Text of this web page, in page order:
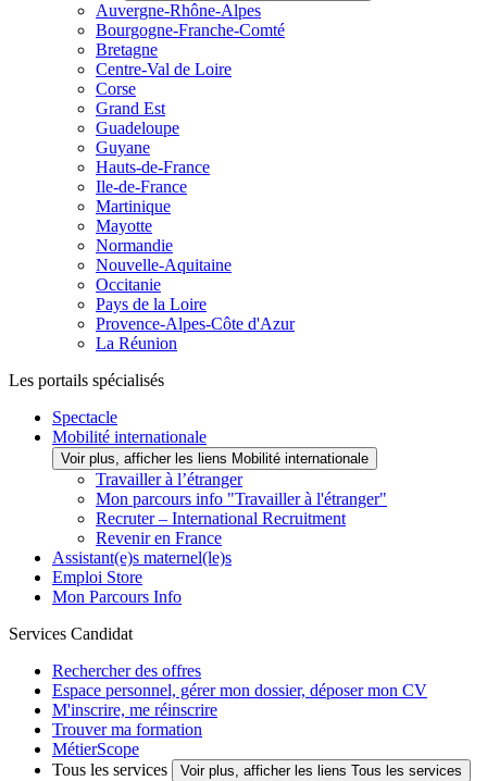
Auvergne-Rhône-Alpes
Bourgogne-Franche-Comté
Bretagne
Centre-Val de Loire
Corse
Grand Est
Guadeloupe
Guyane
Hauts-de-France
Ile-de-France
Martinique
Mayotte
Normandie
Nouvelle-Aquitaine
Occitanie
Pays de la Loire
Provence-Alpes-Côte d'Azur
La Réunion
Les portails spécialisés
Spectacle
Mobilité internationale
Voir plus, afficher les liens Mobilité internationale
Travailler à l’étranger
Mon parcours info "Travailler à l'étranger"
Recruter – International Recruitment
Revenir en France
Assistant(e)s maternel(le)s
Emploi Store
Mon Parcours Info
Services Candidat
Rechercher des offres
Espace personnel, gérer mon dossier, déposer mon CV
M'inscrire, me réinscrire
Trouver ma formation
MétierScope
Tous les services
Voir plus, afficher les liens Tous les services